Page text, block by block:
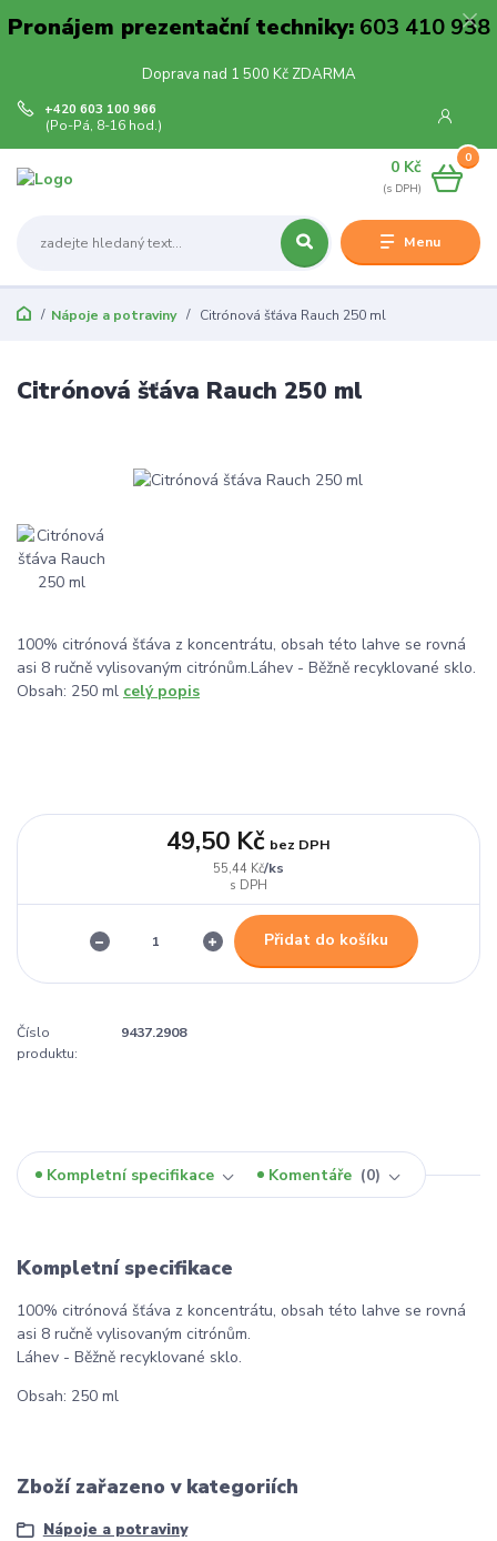
Pronájem prezentační techniky:603 410 938
Doprava nad 1 500 Kč ZDARMA
Menu
+420 603 100 966
(Po-Pá, 8-16 hod.)
0
0 Kč
Nápoje a potraviny Citrónová šťáva Rauch 250 ml
Citrónová šťáva Rauch 250 ml
100% citrónová šťáva z koncentrátu, obsah této lahve se rovná
asi 8 ručně vylisovaným citrónům.Láhev - Běžně recyklované sklo.
Obsah: 250 ml celý popis
55,44 Kč/ks
49,50 Kč bez DPH
Přidat do košíku
Číslo
produktu:
9437.2908
Kompletní specifikace Komentáře 0
Kompletní specifikace
100% citrónová šťáva z koncentrátu, obsah této lahve se rovná
asi 8 ručně vylisovaným citrónům.
Láhev - Běžně recyklované sklo.
Obsah: 250 ml
Zboží zařazeno v kategoriích
Nápoje a potraviny